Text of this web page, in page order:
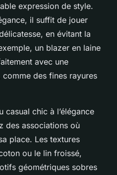
expression de style.
il suffit de jouer
en évitant la
un blazer en laine
avec une
des fines rayures
casual chic à l’élégance
des associations où
place. Les textures
ou le lin froissé,
géométriques sobres